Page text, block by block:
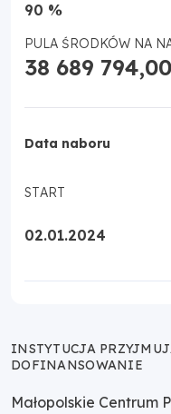
90 %
PULA ŚRODKÓW NA
38 689
Data naboru
START
02.01.2024
INSTYTUCJA
DOFINANSOWANIE
Małopolskie Centrum